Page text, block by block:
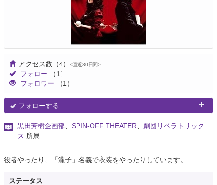
アクセス数 （4） <直近30日間>
フォロー
（1）
フォロワー
（1）
フォローする
黒田芳樹企画部 SPIN-OFF THEATER
劇団リベラトリック
ス 所属
役者やったり、「瀧子」名義で衣装をやったりしています。
ステータス